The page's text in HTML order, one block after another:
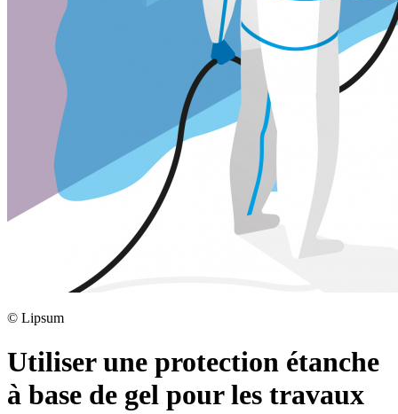
© Lipsum
Utiliser une protection étanche
à base de gel pour les travaux